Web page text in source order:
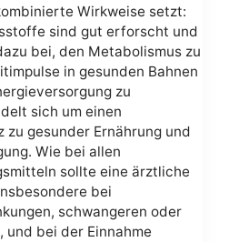
Wirkweise setzt:
sind gut erforscht und
bei, den Metabolismus zu
in gesunden Bahnen
zu
sich um einen
zu gesunder Ernährung und
Wie bei allen
sollte eine ärztliche
bei
schwangeren oder
und bei der Einnahme